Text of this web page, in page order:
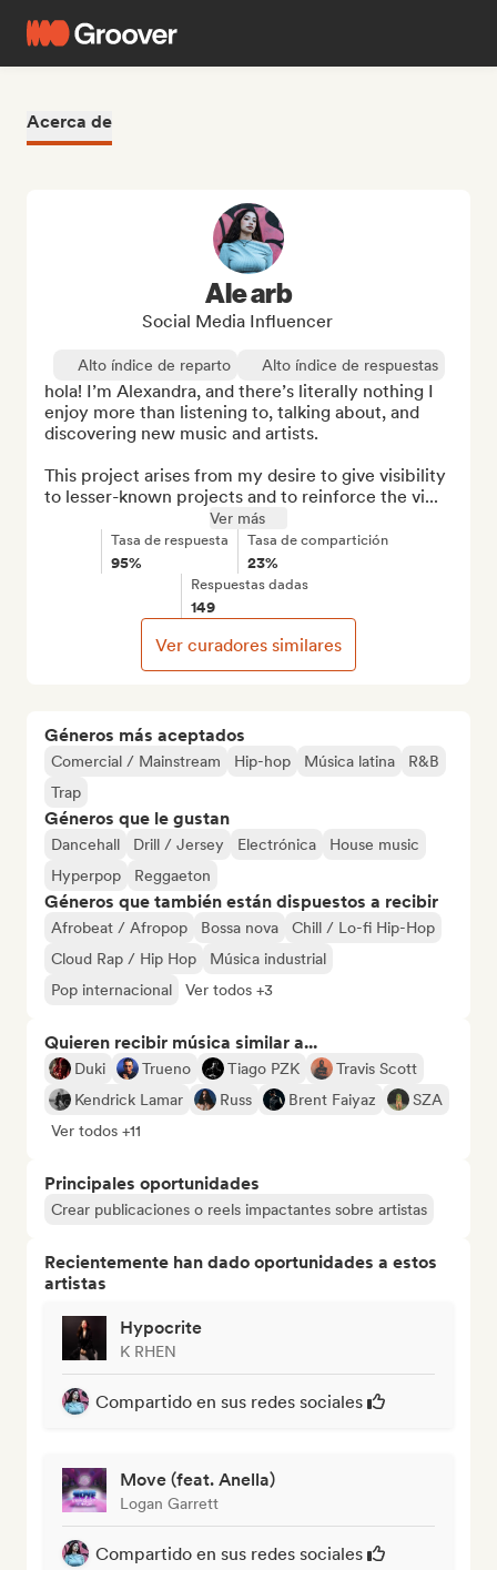
Acerca de
Géneros más aceptados
Comercial / Mainstream Hip-hop Música latina
R&B
Trap
Géneros que le gustan
Dancehall Drill / Jersey Electrónica
House music
Hyperpop
Reggaeton
Géneros que también están dispuestos a recibir
Afrobeat / Afropop Bossa nova
Chill / Lo-fi Hip-Hop
Cloud Rap / Hip Hop
Música industrial
Pop internacional
Ver todos +3
Quieren recibir música similar a...
Duki Trueno Tiago PZK
Travis Scott
Kendrick Lamar
Russ Brent Faiyaz
SZA
Ver todos +11
Principales oportunidades
Crear publicaciones o reels impactantes sobre artistas
Recientemente han dado oportunidades a estos
artistas
Hypocrite
K RHEN
Compartido en sus redes sociales
Move (feat. Anella)
Logan Garrett
Compartido en sus redes sociales
Ale arb
Social Media Influencer
Alto índice de reparto Alto índice de respuestas
hola! I’m Alexandra, and there’s literally nothing I
enjoy more than listening to, talking about, and
discovering new music and artists.
This project arises from my desire to give visibility
to lesser-known projects and to reinforce the vi...
Ver más
Tasa de respuesta
95%
Tasa de compartición
23%
Respuestas dadas
149
Ver curadores similares